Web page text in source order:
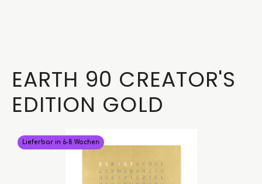
EARTH 90 CREATOR'S
EDITION GOLD
Lieferbar in 6-8 Wochen